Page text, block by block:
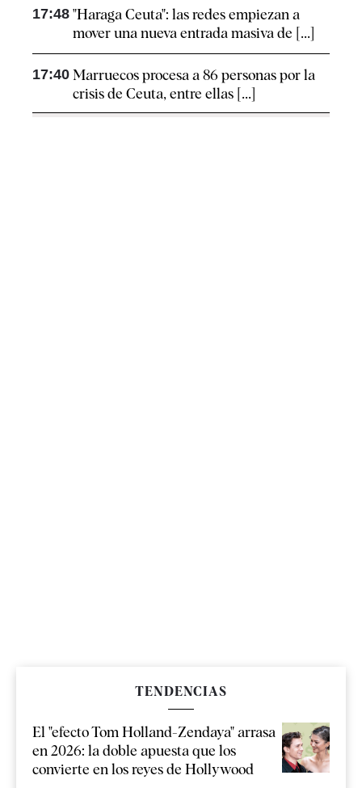
17:48 "Haraga Ceuta": las redes empiezan a
mover una nueva entrada masiva de [...]
17:40 Marruecos procesa a 86 personas por la
crisis de Ceuta, entre ellas [...]
TENDENCIAS
El "efecto Tom Holland-Zendaya" arrasa
en 2026: la doble apuesta que los
convierte en los reyes de Hollywood